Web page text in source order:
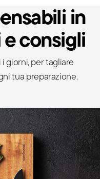
in
consigli
giorni, per tagliare
tua preparazione.